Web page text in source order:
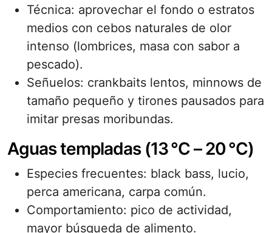
Técnica: aprovechar el fondo o estratos
medios con cebos naturales de olor
intenso (lombrices, masa con sabor a
pescado).
Señuelos: crankbaits lentos, minnows de
tamaño pequeño y tirones pausados para
imitar presas moribundas.
Aguas templadas (13 °C – 20 °C)
Especies frecuentes: black bass, lucio,
perca americana, carpa común.
Comportamiento: pico de actividad,
mayor búsqueda de alimento.